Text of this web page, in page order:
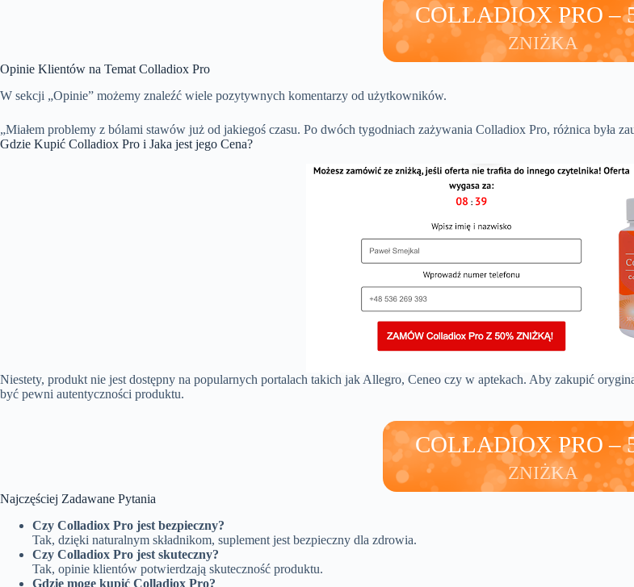
COLLADIOX PRO –
ZNIŻKA
Opinie Klientów na Temat Colladiox Pro
W sekcji „Opinie” możemy znaleźć wiele pozytywnych komentarzy od użytkowników.
„Miałem problemy z bólami stawów już od jakiegoś czasu. Po dwóch tygodniach zażywania Colladiox Pro, różnica była
Gdzie Kupić Colladiox Pro i Jaka jest jego Cena?
Niestety, produkt nie jest dostępny na popularnych portalach takich jak Allegro, Ceneo czy w aptekach. Aby zakupić
być pewni autentyczności produktu.
COLLADIOX PRO –
ZNIŻKA
Najczęściej Zadawane Pytania
Czy Colladiox Pro jest bezpieczny?
Tak, dzięki naturalnym składnikom, suplement jest bezpieczny dla zdrowia.
Czy Colladiox Pro jest skuteczny?
Tak, opinie klientów potwierdzają skuteczność produktu.
Gdzie mogę kupić Colladiox Pro?